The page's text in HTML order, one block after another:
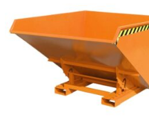
heeft
meerdere
variaties.